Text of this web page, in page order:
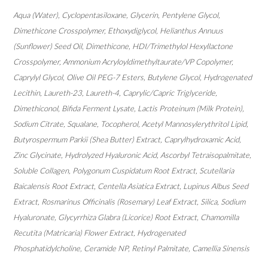
Aqua (Water), Cyclopentasiloxane, Glycerin, Pentylene Glycol,
Dimethicone Crosspolymer, Ethoxydiglycol, Helianthus Annuus
(Sunflower) Seed Oil, Dimethicone, HDI/Trimethylol Hexyllactone
Crosspolymer, Ammonium Acryloyldimethyltaurate/VP Copolymer,
Caprylyl Glycol, Olive Oil PEG-7 Esters, Butylene Glycol, Hydrogenated
Lecithin, Laureth-23, Laureth-4, Caprylic/Capric Triglyceride,
Dimethiconol, Bifida Ferment Lysate, Lactis Proteinum (Milk Protein),
Sodium Citrate, Squalane, Tocopherol, Acetyl Mannosylerythritol Lipid,
Butyrospermum Parkii (Shea Butter) Extract, Caprylhydroxamic Acid,
Zinc Glycinate, Hydrolyzed Hyaluronic Acid, Ascorbyl Tetraisopalmitate,
Soluble Collagen, Polygonum Cuspidatum Root Extract, Scutellaria
Baicalensis Root Extract, Centella Asiatica Extract, Lupinus Albus Seed
Extract, Rosmarinus Officinalis (Rosemary) Leaf Extract, Silica, Sodium
Hyaluronate, Glycyrrhiza Glabra (Licorice) Root Extract, Chamomilla
Recutita (Matricaria) Flower Extract, Hydrogenated
Phosphatidylcholine, Ceramide NP, Retinyl Palmitate, Camellia Sinensis